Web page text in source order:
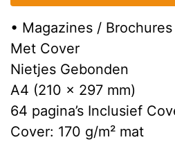
• Magazines /
Met Cover
Nietjes Gebonden
A4 (210 x 297 mm)
64 pagina’s Inclusief
Cover: 170 g/m² mat